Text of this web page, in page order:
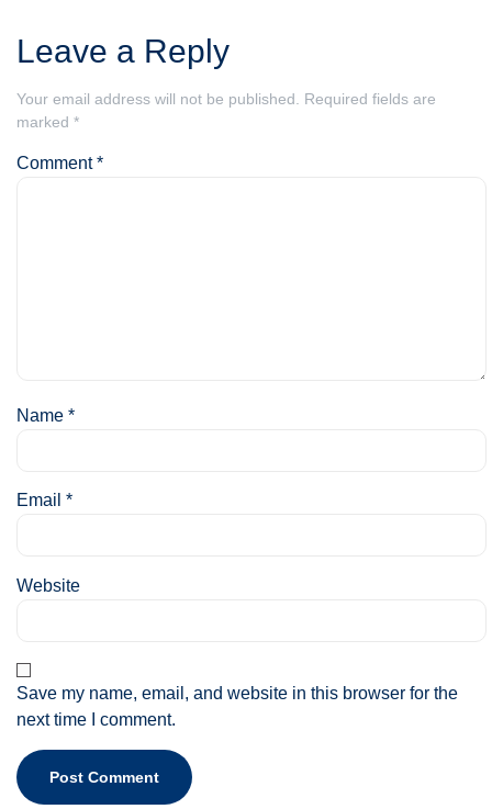
Leave a Reply
Your email address will not be published. Required fields are
marked *
Comment*
Name *
Email *
Website
Save my name, email, and website in this browser for the
next time I comment.